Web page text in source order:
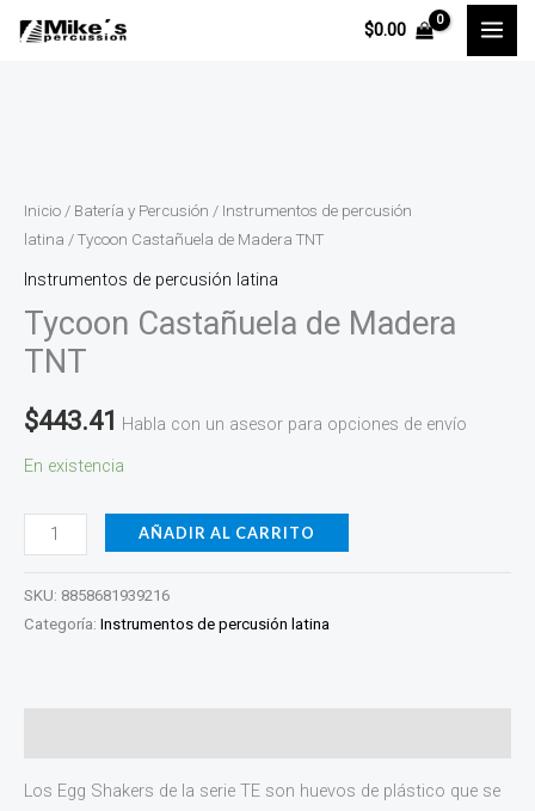
$0.00
Inicio / Batería y Percusión / Instrumentos de percusión
latina / Tycoon Castañuela de Madera TNT
Instrumentos de percusión latina
Tycoon Castañuela de Madera
TNT
$443.41 Habla con un asesor para opciones de envío
En existencia
de
Madera
TNT
cantidad
AÑADIR AL CARRITO
SKU: 8858681939216
Categoría: Instrumentos de percusión latina
Los Egg Shakers de la serie TE son huevos de plástico que se